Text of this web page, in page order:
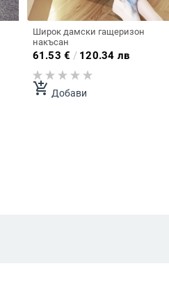
Широк дамски гащеризон
накъсан
61.53 € / 120.34 лв
add_shopping_cart Добави